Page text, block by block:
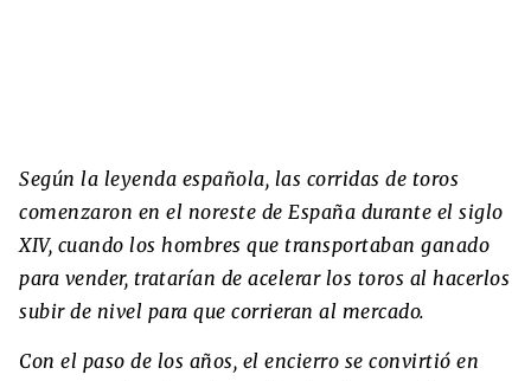
Según la leyenda española, las corridas de toros
comenzaron en el noreste de España durante el siglo
XIV, cuando los hombres que transportaban ganado
para vender, tratarían de acelerar los toros al hacerlos
subir de nivel para que corrieran al mercado.
Con el paso de los años, el encierro se convirtió en